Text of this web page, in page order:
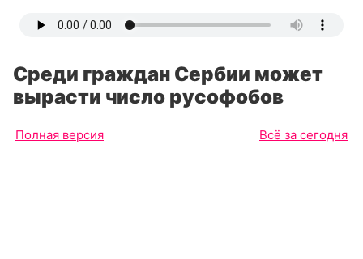
Среди граждан Сербии может
вырасти число русофобов
Полная версия Всё за сегодня